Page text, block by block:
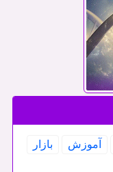
آموزش
بازار